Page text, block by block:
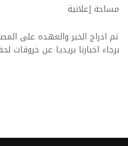
مساحة إعلانية
تم ادراج الخبر والعهده على
برجاء اخبارنا بريديا عن خروقات